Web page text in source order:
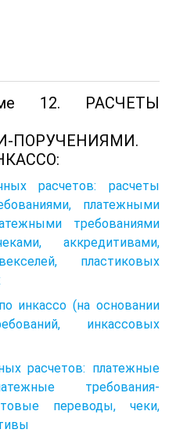
12. РАСЧЕТЫ
расчетов: расчеты
платежными
требованиями
аккредитивами,
пластиковых
инкассо (на основании
инкассовых
расчетов: платежные
требования-
переводы, чеки,